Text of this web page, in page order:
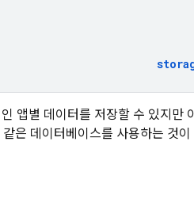
앱별 데이터를 저장할 수 있지만
같은 데이터베이스를 사용하는 것